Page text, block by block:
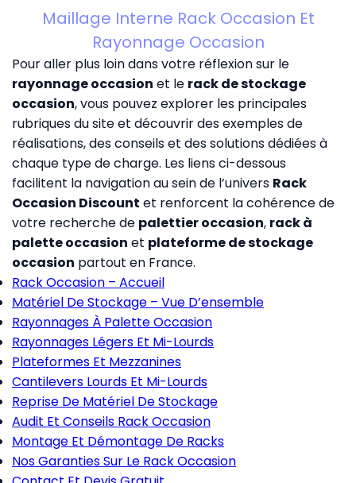
Maillage Interne Rack Occasion Et
Rayonnage Occasion
Pour aller plus loin dans votre réflexion sur le
rayonnage occasion et le rack de stockage
occasion, vous pouvez explorer les principales
rubriques du site et découvrir des exemples de
réalisations, des conseils et des solutions dédiées à
chaque type de charge. Les liens ci-dessous
facilitent la navigation au sein de l’univers Rack
Occasion Discount et renforcent la cohérence de
votre recherche de palettier occasion, rack à
palette occasion et plateforme de stockage
occasion partout en France.
Rack Occasion – Accueil
Matériel De Stockage – Vue D’ensemble
Rayonnages À Palette Occasion
Rayonnages Légers Et Mi-Lourds
Plateformes Et Mezzanines
Cantilevers Lourds Et Mi-Lourds
Reprise De Matériel De Stockage
Audit Et Conseils Rack Occasion
Montage Et Démontage De Racks
Nos Garanties Sur Le Rack Occasion